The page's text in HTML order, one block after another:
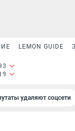
LEMON GUIDE
удаляют соцсети